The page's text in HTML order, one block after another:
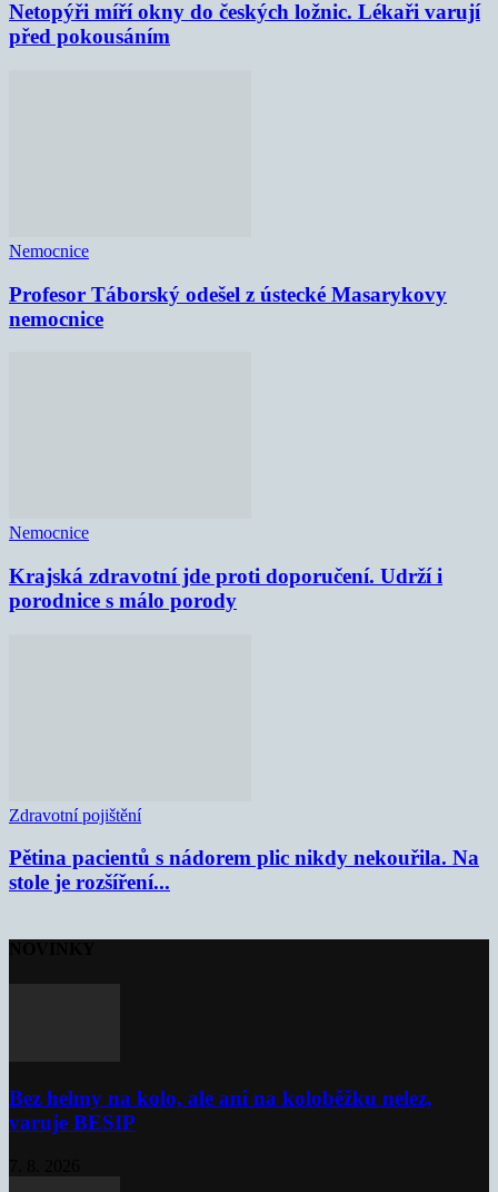
Netopýři míří okny do českých ložnic. Lékaři varují
před pokousáním
Nemocnice
Profesor Táborský odešel z ústecké Masarykovy
nemocnice
Nemocnice
Krajská zdravotní jde proti doporučení. Udrží i
porodnice s málo porody
Zdravotní pojištění
Pětina pacientů s nádorem plic nikdy nekouřila. Na
stole je rozšíření...
Bez helmy na kolo, ale ani na koloběžku nelez,
varuje BESIP